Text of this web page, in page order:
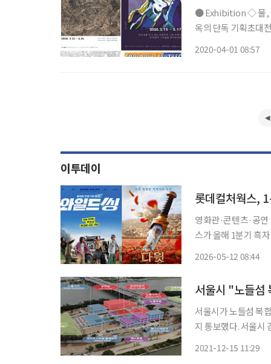
● Exhibition ◇ 물, 비늘, 껍질 일정 4월 26일까지 장소 복합문화공간에무 B2 갤러리 김정
옥의 단독 기획초대
2020-04-01 08:57
이투데이
롯데컬처웍스,
영화관·콘텐츠·공연
스가 올해 1분기 흑
2026-05-12 08:44
서울시 "노들섬
서울시가 노들섬 복
지 통보했다. 서울시 감사위원회는 8월 30일부터 10월 8일까지 노들섬 복합문화공간 운영업
2021-12-15 11:29